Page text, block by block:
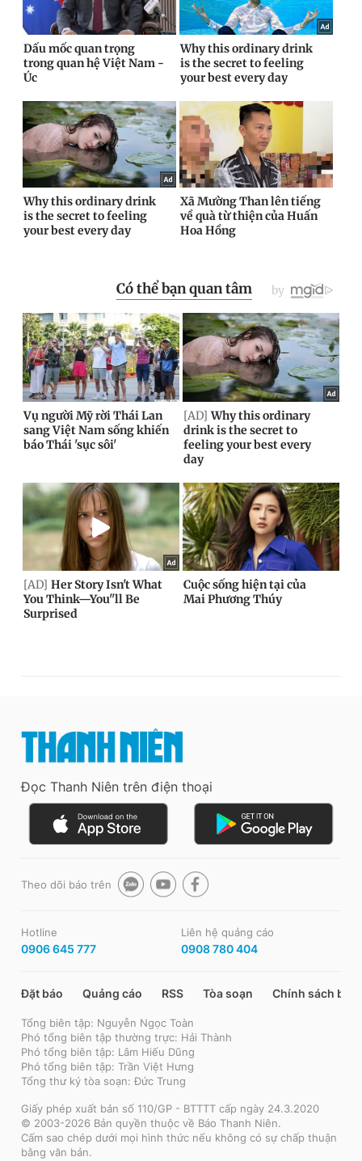
Đọc Thanh Niên trên điện thoại
Theo dõi báo trên
Hotline
0906 645 777
Liên hệ quảng cáo
0908 780 404
Đặt báo Quảng cáo RSS Tòa soạn Chính sách bảo
Tổng biên tập: Nguyễn Ngọc Toàn
Phó tổng biên tập thường trực: Hải Thành
Phó tổng biên tập: Lâm Hiếu Dũng
Phó tổng biên tập: Trần Việt Hưng
Tổng thư ký tòa soạn: Đức Trung
Giấy phép xuất bản số 110/GP - BTTTT cấp ngày 24.3.2020
© 2003-2026 Bản quyền thuộc về Báo Thanh Niên.
Cấm sao chép dưới mọi hình thức nếu không có sự chấp thuận
bằng văn bản.